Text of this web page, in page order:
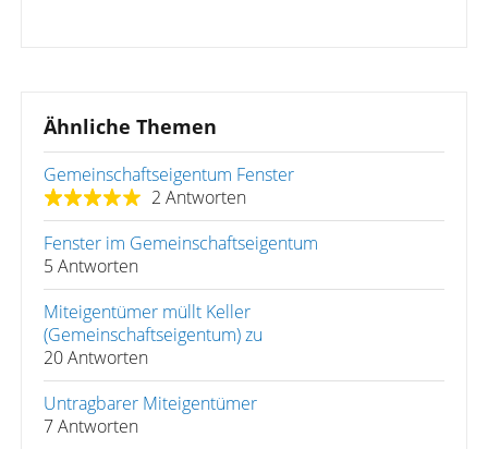
Ähnliche Themen
Gemeinschaftseigentum Fenster
2 Antworten
Fenster im Gemeinschaftseigentum
5 Antworten
Miteigentümer müllt Keller
(Gemeinschaftseigentum) zu
20 Antworten
Untragbarer Miteigentümer
7 Antworten